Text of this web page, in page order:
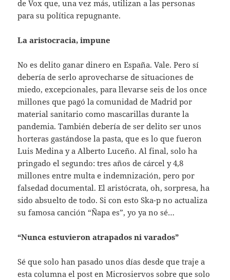
de Vox que, una vez más, utilizan a las personas
para su política repugnante.
La aristocracia, impune
No es delito ganar dinero en España. Vale. Pero sí
debería de serlo aprovecharse de situaciones de
miedo, excepcionales, para llevarse seis de los once
millones que pagó la comunidad de Madrid por
material sanitario como mascarillas durante la
pandemia. También debería de ser delito ser unos
horteras gastándose la pasta, que es lo que fueron
Luis Medina y a Alberto Luceño. Al final, solo ha
pringado el segundo: tres años de cárcel y 4,8
millones entre multa e indemnización, pero por
falsedad documental. El aristócrata, oh, sorpresa, ha
sido absuelto de todo. Si con esto Ska-p no actualiza
su famosa canción “Ñapa es”, yo ya no sé…
“Nunca estuvieron atrapados ni varados”
Sé que solo han pasado unos días desde que traje a
esta columna el post en Microsiervos sobre que solo